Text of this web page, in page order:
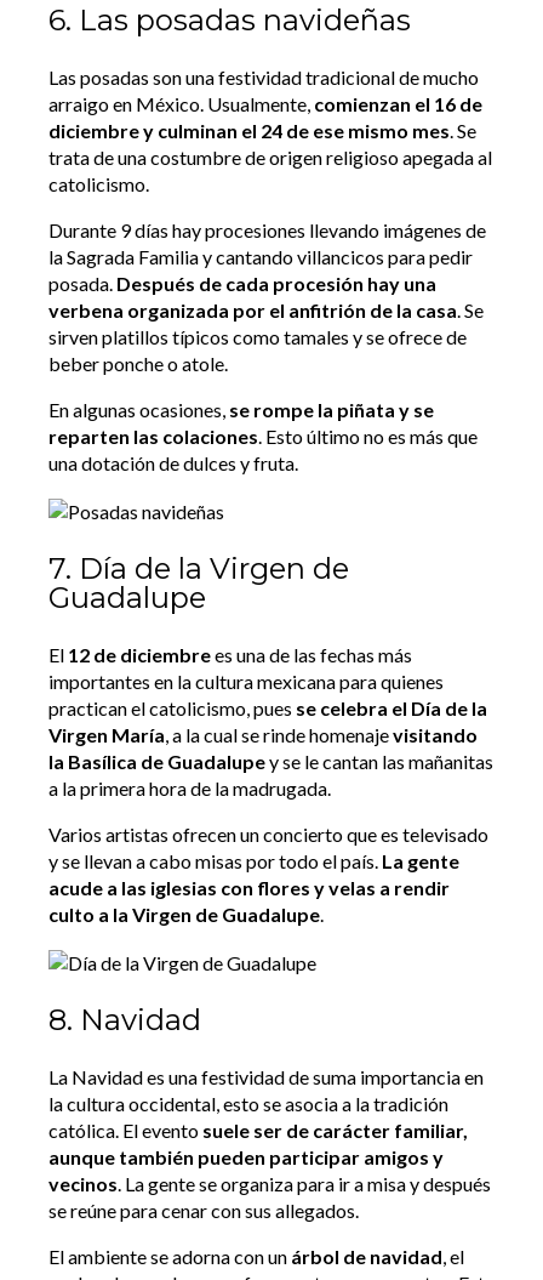
6. Las posadas navideñas
Las posadas son una festividad tradicional de mucho
arraigo en México. Usualmente, comienzan el 16 de
diciembre y culminan el 24 de ese mismo mes . Se
trata de una costumbre de origen religioso apegada al
catolicismo.
Durante 9 días hay procesiones llevando imágenes de
la Sagrada Familia y cantando villancicos para pedir
posada. Después de cada procesión hay una
verbena organizada por el anfitrión de la casa . Se
sirven platillos típicos como tamales y se ofrece de
beber ponche o atole.
En algunas ocasiones, se rompe la piñata y se
reparten las colaciones . Esto último no es más que
una dotación de dulces y fruta.
7. Día de la Virgen de
Guadalupe
El 12 de diciembrees una de las fechas más
importantes en la cultura mexicana para quienes
practican el catolicismo, pues se celebra el Día de la
Virgen María , a la cual se rinde homenajevisitando
la Basílica de Guadalupey se le cantan las mañanitas
a la primera hora de la madrugada.
Varios artistas ofrecen un concierto que es televisado
y se llevan a cabo misas por todo el país. La gente
acude a las iglesias con flores y velas a rendir
culto a la Virgen de Guadalupe
8. Navidad
La Navidad es una festividad de suma importancia en
la cultura occidental, esto se asocia a la tradición
católica. El evento suele ser de carácter familiar,
aunque también pueden participar amigos y
vecinos . La gente se organiza para ir a misa y después
se reúne para cenar con sus allegados.
El ambiente se adorna con un árbol de navidad , el